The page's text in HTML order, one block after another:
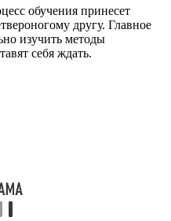
обучения принесет
другу. Главное
изучить методы
себя ждать.